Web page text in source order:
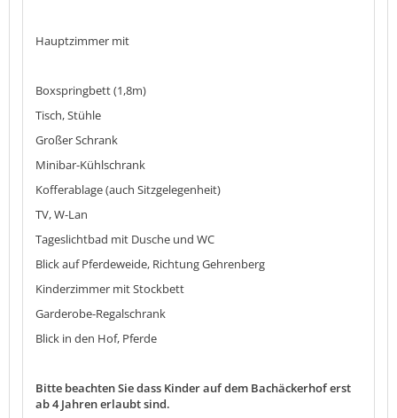
Hauptzimmer mit
Boxspringbett (1,8m)
Tisch, Stühle
Großer Schrank
Minibar-Kühlschrank
Kofferablage (auch Sitzgelegenheit)
TV, W-Lan
Tageslichtbad mit Dusche und WC
Blick auf Pferdeweide, Richtung Gehrenberg
Kinderzimmer mit Stockbett
Garderobe-Regalschrank
Blick in den Hof, Pferde
Bitte beachten Sie dass Kinder auf dem Bachäckerhof erst
ab 4 Jahren erlaubt sind.